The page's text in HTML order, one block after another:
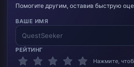
Помогите другим, оставив быструю
ВАШЕ ИМЯ
РЕЙТИНГ
Нажмите,